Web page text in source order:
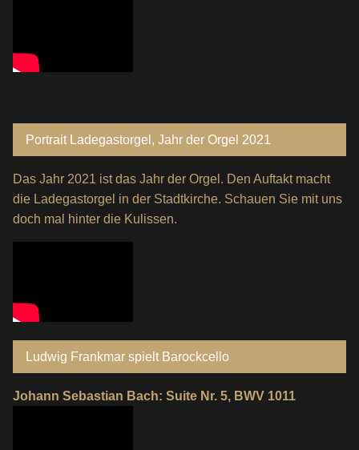
Portrait Ladegastorgel, Jahr der Orgel 2021
Das Jahr 2021 ist das Jahr der Orgel. Den Auftakt macht
die Ladegastorgel in der Stadtkirche. Schauen Sie mit uns
doch mal hinter die Kulissen.
Ludwig Frankmar spielt Barockcello
Johann Sebastian Bach: Suite Nr. 5, BWV 1011